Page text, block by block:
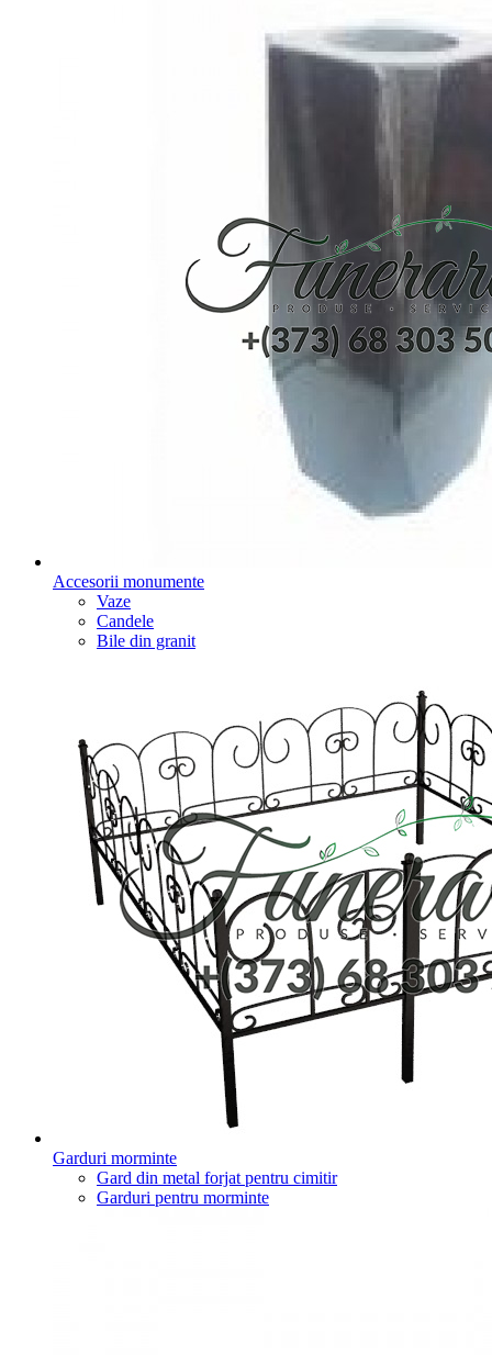
Accesorii monumente
Vaze
Candele
Bile din granit
Garduri morminte
Gard din metal forjat pentru cimitir
Garduri pentru morminte